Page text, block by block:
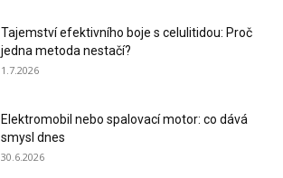
Tajemství efektivního boje s celulitidou: Proč
jedna metoda nestačí?
1.7.2026
Elektromobil nebo spalovací motor: co dává
smysl dnes
30.6.2026